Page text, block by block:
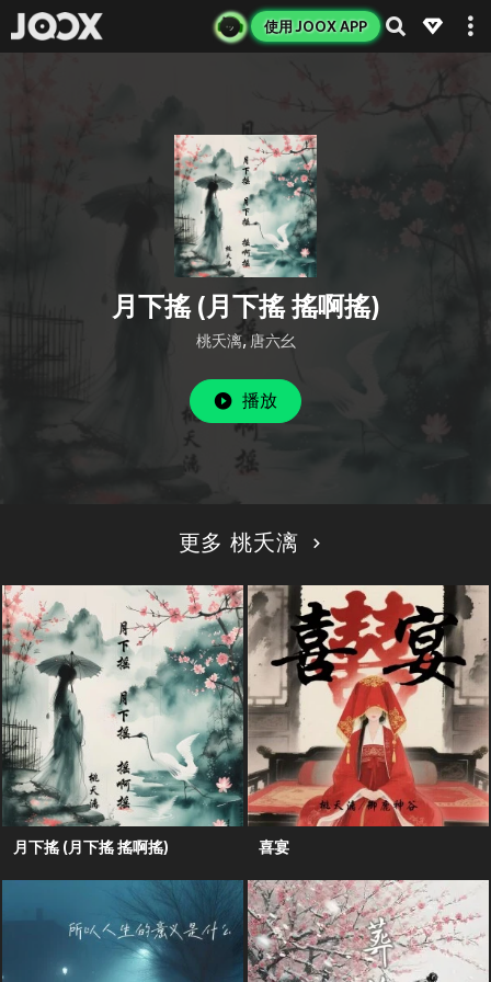
使用 JOOX APP
月下搖 (月下搖 搖啊搖)
桃夭漓,唐六幺
播放
更多 桃夭漓
月下搖 (月下搖 搖啊搖) 喜宴